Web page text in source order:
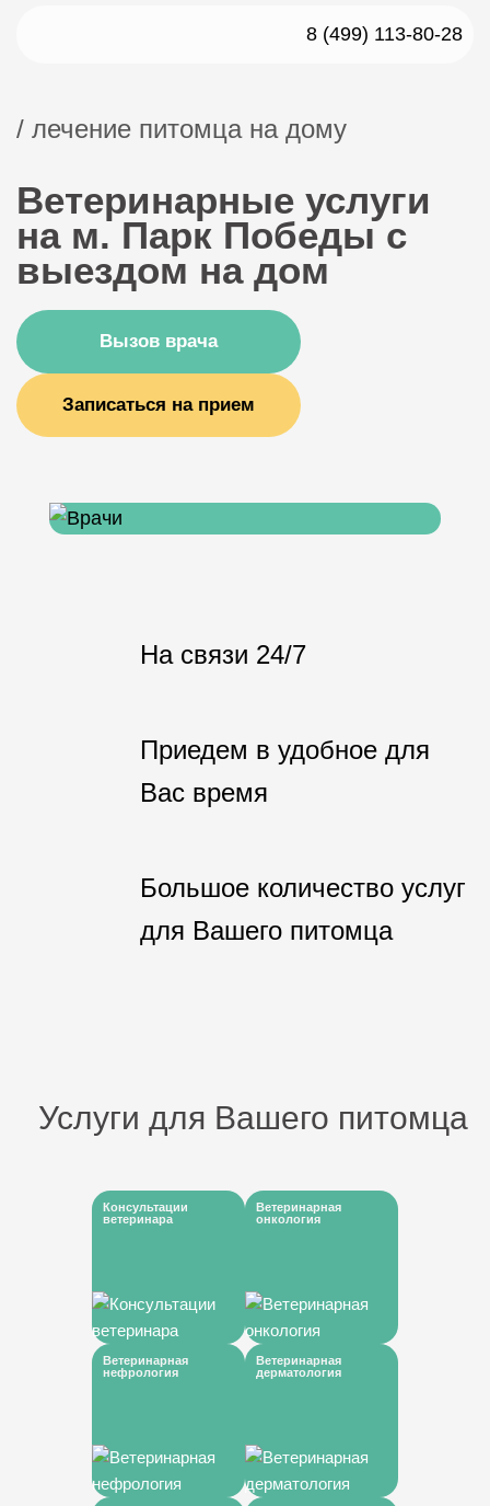
8 (499) 113-80-28
/ лечение питомца на дому
Ветеринарные услуги
на м. Парк Победы с
выездом на дом
Вызов врача
Записаться на прием
На связи 24/7
Приедем в удобное для
Вас время
Большое количество услуг
для Вашего питомца
Услуги для Вашего питомца
Консультации
ветеринара
Ветеринарная
онкология
Ветеринарная
нефрология
Ветеринарная
дерматология